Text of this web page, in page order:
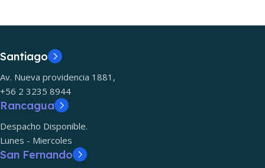
Santiago
Av. Nueva providencia 1881,
+56 2 3235 8944
Rancagua
Despacho Disponible.
Lunes - Miercoles
San Fernando